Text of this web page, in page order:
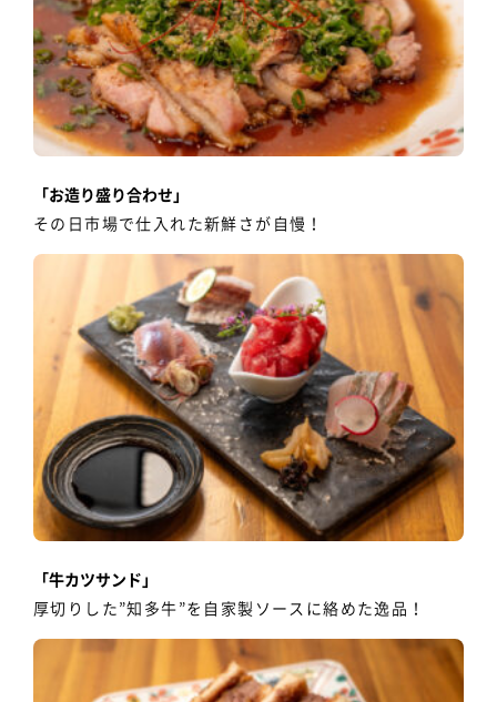
「お造り盛り合わせ」
その日市場で仕入れた新鮮さが自慢！
「牛カツサンド」
厚切りした”知多牛”を自家製ソースに絡めた逸品！